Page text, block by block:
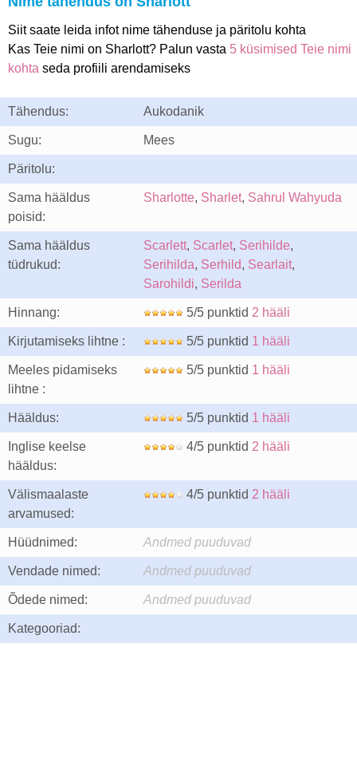
Siit saate leida infot nime tähenduse ja päritolu kohta
Kas Teie nimi on Sharlott? Palun vasta 5 küsimised Teie nimi
kohta seda profiili arendamiseks
Tähendus: Aukodanik
Sugu: Mees
Päritolu:
Sama hääldus
poisid:
Sharlotte, Sharlet, Sahrul Wahyuda
Sama hääldus
tüdrukud:
Scarlett, Scarlet, Serihilde,
Serihilda, Serhild, Searlait,
Sarohildi, Serilda
Hinnang: 5/5 punktid 2 hääli
Kirjutamiseks lihtne : 5/5 punktid 1 hääli
Meeles pidamiseks
lihtne :
5/5 punktid 1 hääli
Hääldus: 5/5 punktid 1 hääli
Inglise keelse
hääldus:
4/5 punktid 2 hääli
Välismaalaste
arvamused:
4/5 punktid 2 hääli
Hüüdnimed: Andmed puuduvad
Vendade nimed: Andmed puuduvad
Õdede nimed: Andmed puuduvad
Kategooriad: